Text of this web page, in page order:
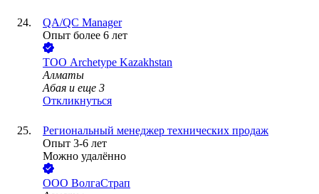
QA/QC Manager
Опыт более 6 лет
ТОО Archetype Kazakhstan
Алматы
Абая и еще 3
Откликнуться
Региональный менеджер технических продаж
Опыт 3-6 лет
Можно удалённо
ООО ВолгаСтрап